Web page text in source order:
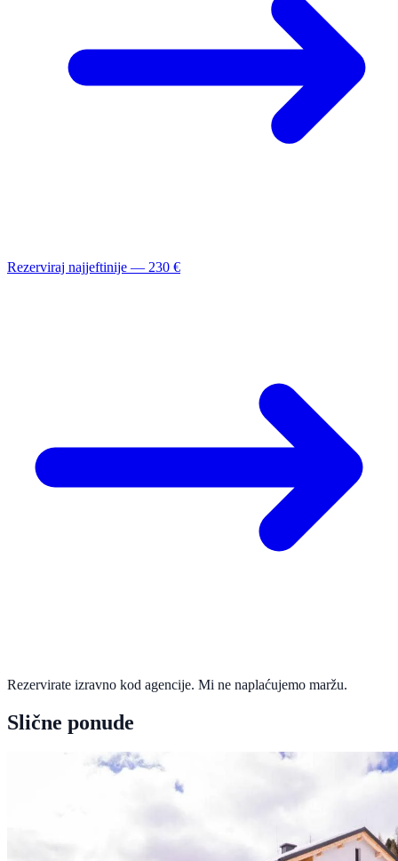
Rezerviraj najjeftinije — 230 €
Rezervirate izravno kod agencije. Mi ne naplaćujemo maržu.
Slične ponude